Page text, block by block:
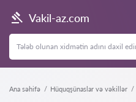
Vakil-az.com
Ana səhifə Hüquqşünaslar və vəkillər